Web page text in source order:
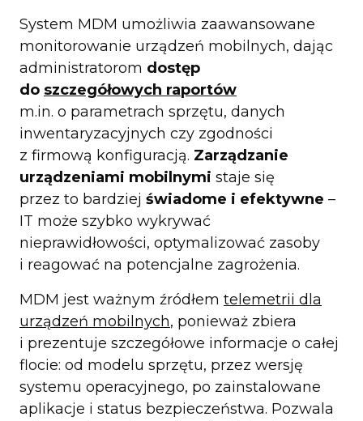
System MDM umożliwia zaawansowane
monitorowanie urządzeń mobilnych, dając
administratorom dostęp
do szczegółowych raportów
m.in. o parametrach sprzętu, danych
inwentaryzacyjnych czy zgodności
z firmową konfiguracją. Zarządzanie
urządzeniami mobilnymi staje się
przez to bardziej świadome i efektywne –
IT może szybko wykrywać
nieprawidłowości, optymalizować zasoby
i reagować na potencjalne zagrożenia.
MDM jest ważnym źródłem telemetrii dla
urządzeń mobilnych, ponieważ zbiera
i prezentuje szczegółowe informacje o całej
flocie: od modelu sprzętu, przez wersję
systemu operacyjnego, po zainstalowane
aplikacje i status bezpieczeństwa. Pozwala